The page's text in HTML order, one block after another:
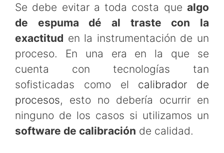
Se debe evitar a toda costa que algo
de espuma dé al traste con la
exactitud en la instrumentación de un
proceso. En una era en la que se
cuenta con tecnologías tan
sofisticadas como el calibrador de
procesos, esto no debería ocurrir en
ninguno de los casos si utilizamos un
software de calibración de calidad.